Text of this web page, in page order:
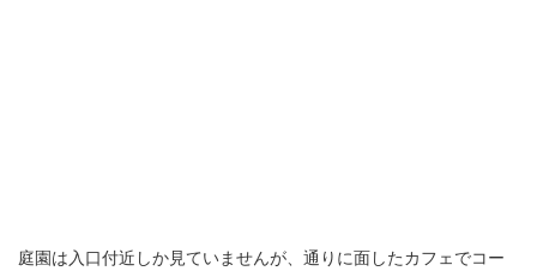
庭園は入口付近しか見ていませんが、通りに面したカフェでコー